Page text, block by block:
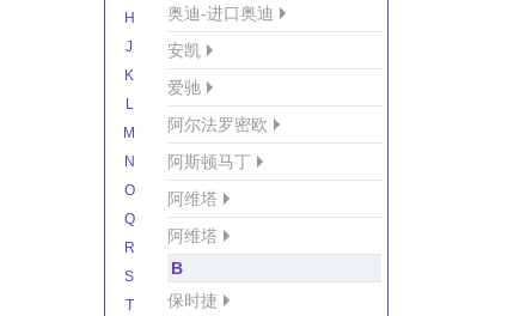
H
J
K
L
M
N
O
Q
R
S
T
奥迪-进口奥迪
安凯
爱驰
阿尔法罗密欧
阿斯顿马丁
阿维塔
阿维塔
B
保时捷